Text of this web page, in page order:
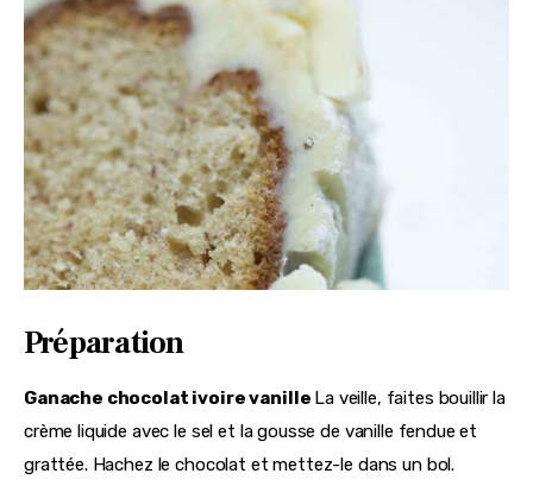
Préparation
Ganache chocolat ivoire vanille La veille, faites bouillir la
crème liquide avec le sel et la gousse de vanille fendue et
grattée. Hachez le chocolat et mettez-le dans un bol.